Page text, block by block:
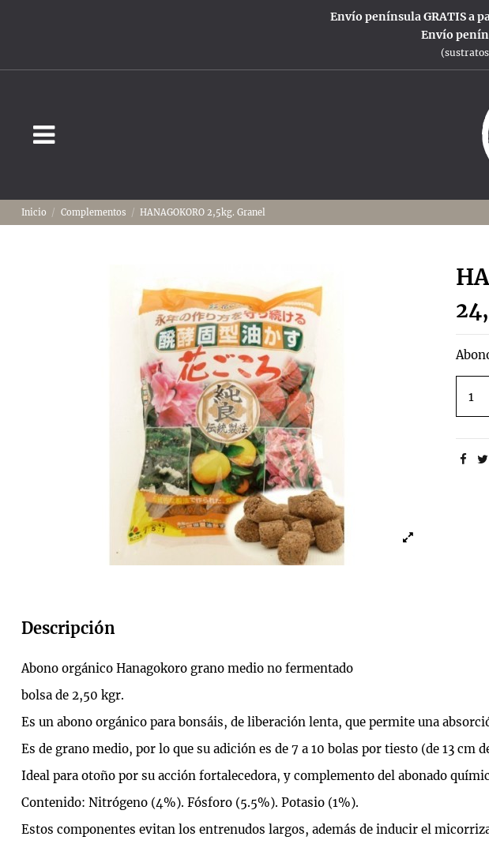
Envío península GRATIS a
Envío
Inicio Complementos HANAGOKORO 2,5kg. Granel
Descripción
Abono orgánico Hanagokoro grano medio no fermentado
bolsa de 2,50 kgr.
Es un abono orgánico para bonsáis, de liberación lenta, que permite una
Es de grano medio, por lo que su adición es de 7 a 10 bolas por tiesto (de 13 cm
Ideal para otoño por su acción fortalecedora, y complemento del abonado
Contenido: Nitrógeno (4%). Fósforo (5.5%). Potasio (1%).
Estos componentes evitan los entrenudos largos, además de inducir el